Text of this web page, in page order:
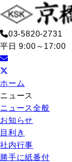
03-5820-2731
平日 9:00～17:00
ホーム
ニュース
ニュース全般
お知らせ
目利き
社内行事
勝手に紙番付